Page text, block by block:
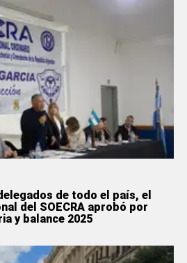
de todo el país, el
del SOECRA aprobó por
y balance 2025